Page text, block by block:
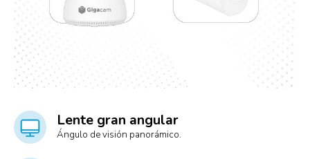
Lente gran angular
Ángulo de visión panorámico.